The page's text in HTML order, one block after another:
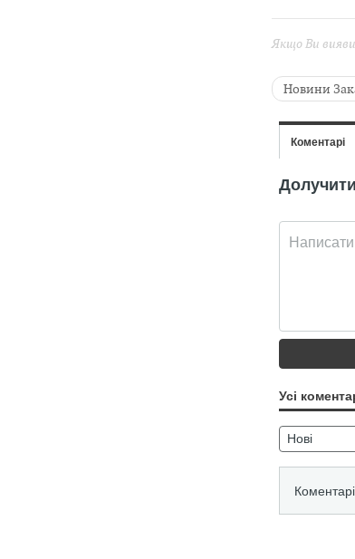
Якщо Ви
Новини
Новини
Новини
Валерія
Анастасія
Вероніка
Ангеліна
Еліна